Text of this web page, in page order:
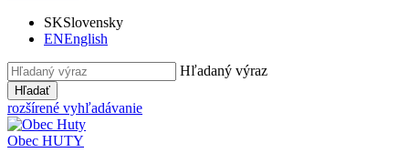
SKSlovensky
ENEnglish
Hľadaný výraz
Hľadať
rozšírené vyhľadávanie
Obec HUTY